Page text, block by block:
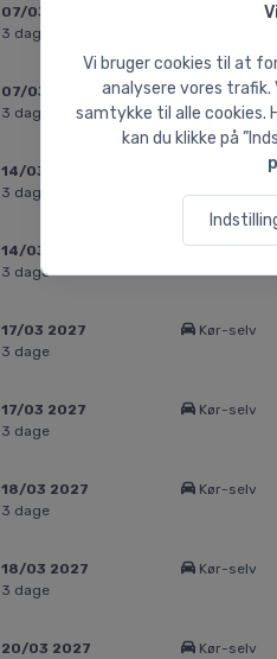
Vi bruger cookies til at
analysere vores trafik.
samtykke til alle cookies.
kan du klikke på
07/03 2027
3 dage
07/03 2027
3 dage
Kør-selv
14/03 2027
3 dage
14/03 2027
3 dage
Kør-selv
17/03 2027
3 dage
Kør-selv
17/03 2027
3 dage
Kør-selv
18/03 2027
3 dage
Kør-selv
18/03 2027
3 dage
Kør-selv
20/03 2027
Kør-selv